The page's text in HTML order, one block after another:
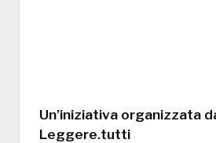
Un’iniziativa organizzata
Leggere.tutti